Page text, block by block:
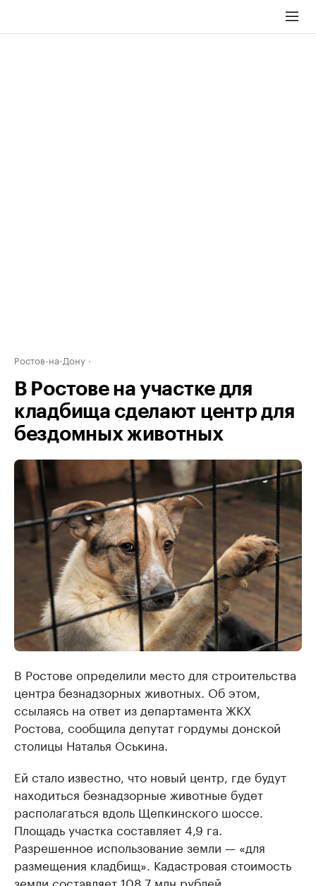
Ростов-на-Дону
В Ростове на участке для
кладбища сделают центр для
бездомных животных
В Ростове определили место для строительства
центра безнадзорных животных. Об этом,
ссылаясь на ответ из департамента ЖКХ
Ростова, сообщила депутат гордумы донской
столицы Наталья Оськина.
Ей стало известно, что новый центр, где будут
находиться безнадзорные животные будет
располагаться вдоль Щепкинского шоссе.
Площадь участка составляет 4,9 га.
Разрешенное использование земли — «для
размещения кладбищ». Кадастровая стоимость
земли составляет 108,7 млн рублей.